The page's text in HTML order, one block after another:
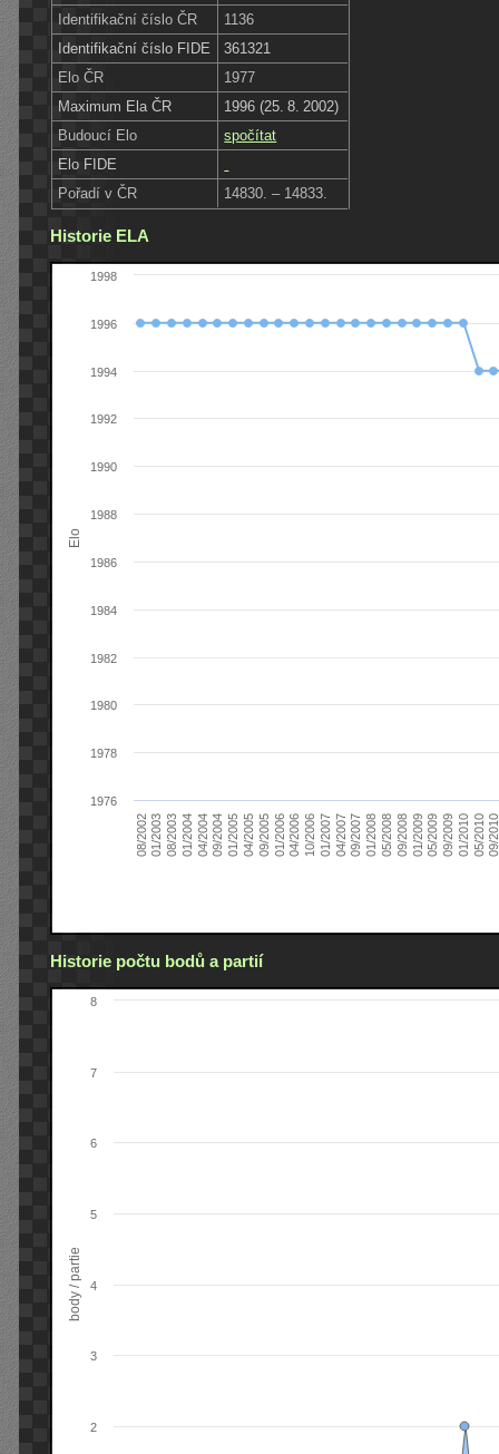
Identifikační číslo ČR
1136
Identifikační číslo FIDE
361321
Elo ČR
1977
Maximum Ela ČR
1996 (25. 8. 2002)
Budoucí Elo
spočítat
Elo FIDE
Pořadí v ČR
14830. – 14833.
Historie ELA
Elo
08/200201/200308/200301/200404/200409/200401/200504/200509/200501/200604/200610/200601/200704/200709/200701/200805/200809/200801/200905/200909/200901/201005/201009/
1976
1978
1980
1982
1984
1986
1988
1990
1992
1994
1996
1998
Historie počtu bodů a partií
body / partie
2
3
4
5
6
7
8